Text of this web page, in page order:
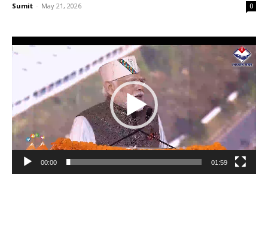
Sumit - May 21, 2026 0
Player
00:00 01:59